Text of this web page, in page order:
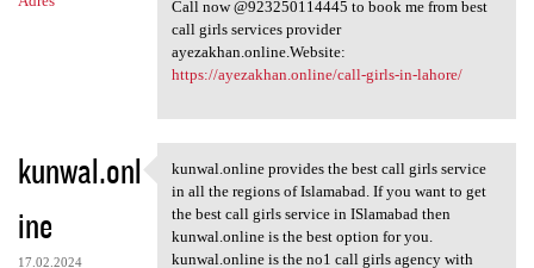
Call now @923250114445 to book me from best
call girls services provider
ayezakhan.online.Website:
https://ayezakhan.online/call-girls-in-lahore/
kunwal.onl
ine
17.02.2024
kunwal.online provides the
kunwal.online provides the best call girls service
in all the regions of Islamabad. If you want to get
the best call girls service in ISlamabad then
kunwal.online is the best option for you.
kunwal.online is the no1 call girls agency with